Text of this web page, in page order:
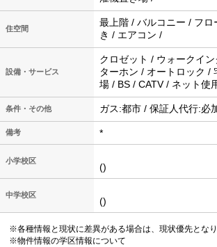
住空間
最上階 / バルコニー / フロ
き / エアコン /
設備・サービス
クロゼット / ウォークイ
ターホン / オートロック /
場 / BS / CATV / ネット使
条件・その他 ガス:都市 / 保証人代行:必
備考 *
小学校区
()
中学校区
()
※各種情報と現状に差異がある場合は、現状優先となり
※物件情報の学区情報について